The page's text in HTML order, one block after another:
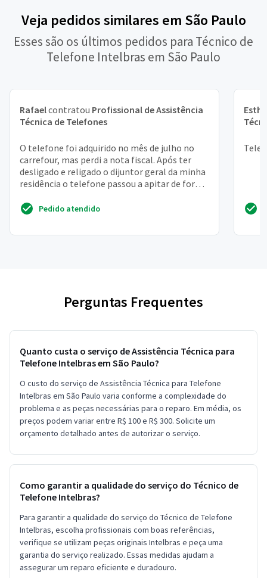
Veja pedidos similares em São Paulo
Esses são os últimos pedidos para Técnico de
Telefone Intelbras em São Paulo
Rafaelcontratou Profissional de Assistência
Técnica de Telefones
O telefone foi adquirido no mês de julho no
carrefour, mas perdi a nota fiscal. Após ter
desligado e religado o dijuntor geral da minha
residência o telefone passou a apitar de forma
Pedido atendido
Perguntas Frequentes
Quanto custa o serviço de Assistência Técnica para
Telefone Intelbras em São Paulo?
O custo do serviço de Assistência Técnica para Telefone
Intelbras em São Paulo varia conforme a complexidade do
problema e as peças necessárias para o reparo. Em média, os
preços podem variar entre R$ 100 e R$ 300. Solicite um
orçamento detalhado antes de autorizar o serviço.
Como garantir a qualidade do serviço do Técnico de
Telefone Intelbras?
Para garantir a qualidade do serviço do Técnico de Telefone
Intelbras, escolha profissionais com boas referências,
verifique se utilizam peças originais Intelbras e peça uma
garantia do serviço realizado. Essas medidas ajudam a
assegurar um reparo eficiente e duradouro.